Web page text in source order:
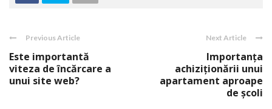
Previous Article
Este importantă
viteza de încărcare a
unui site web?
Next Article
Importanța
achiziționării unui
apartament aproape
de școli